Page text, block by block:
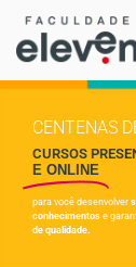
CENTENAS
CURSOS
E ONLINE
para você desenvolver
conhecimentos e
de qualidade.